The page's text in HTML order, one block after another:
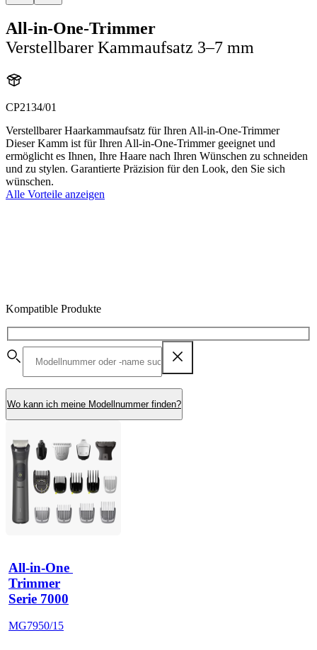
All-in-One-Trimmer
Verstellbarer Kammaufsatz 3–7 mm
CP2134/01
Verstellbarer Haarkammaufsatz für Ihren All-in-One-Trimmer
Dieser Kamm ist für Ihren All-in-One-Trimmer geeignet und
ermöglicht es Ihnen, Ihre Haare nach Ihren Wünschen zu schneiden
und zu stylen. Garantierte Präzision für den Look, den Sie sich
wünschen.
Alle Vorteile anzeigen
Kompatible Produkte
Wo kann ich meine Modellnummer finden?
All-in-One
Trimmer
Serie 7000
MG7950/15